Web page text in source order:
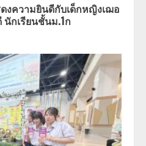
งความยินดีกับเด็กหญิงเฌอ
นักเรียนชั้นม.1ก